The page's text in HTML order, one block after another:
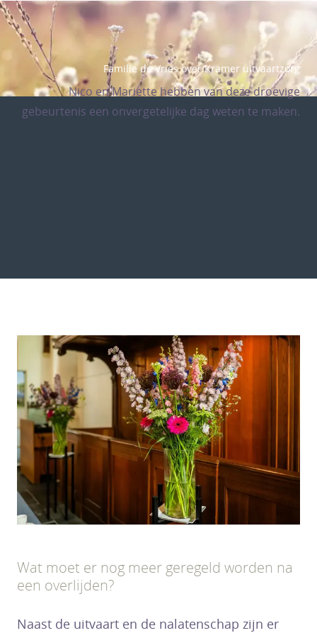
Familie de Vries over Kramer uitvaartzorg
Nico en Mariette hebben van deze droevige
gebeurtenis een onvergetelijke dag weten te maken.
Wat moet er nog meer geregeld worden na
een overlijden?
Naast de uitvaart en de nalatenschap zijn er